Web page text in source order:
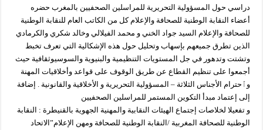
دراسي حول المسؤولية التحريرية للمراسلين الصحفيين بالمغرب حضره
أعضاء النقابة الوطنية للصحافة والإعلام كل من الكاتب العام للنقابة الوطنية
للصحافة والإعلام السيد جواد الخني و محمد الفيلالي وخالد شكري والكرمادي
الذين تطرق جميعهم بإسهاب وتحليل حول هذه الإشكالية التي تعرف تخبط
وتشتت وتدهور في جل المستويات التنظيمية والبنيوية والسوسيوثقافية حيث
أجمعوا على تنظيم القطاع عن طريق الوقوف على قواعد وأخلاقيات المهنة
وٱحترام الأجناس الثلاثة – المسؤولية التحريرية و الأخلاقية والقانونية . إضافة
إلى إعتماد مبدأ التكوين المستمر للمراسلين الصحفيين
و تفعيلا لخلاصات إجتماع الهيئات النقابية والمهنية الجهوية بالقنيطرة : النقابة
الوطنية للصحافة المغربية /النقابة الوطنية للصحافة ومهن الإعلام”الاتحاد